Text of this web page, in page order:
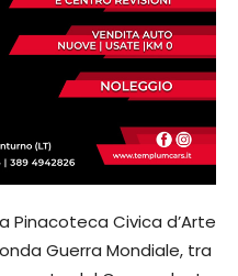
Pinacoteca Civica d’Arte
Guerra Mondiale, tra